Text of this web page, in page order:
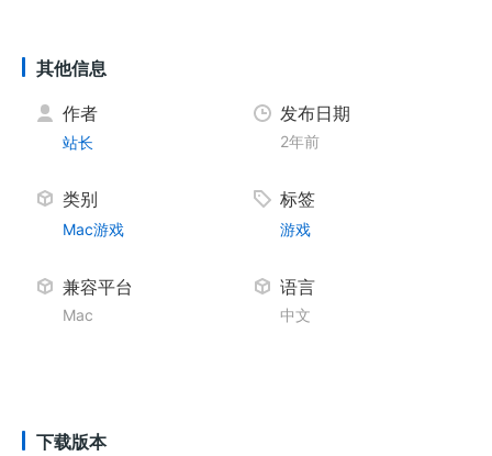
其他信息
作者
站长
发布日期
2年前
类别
Mac游戏
标签
游戏
兼容平台
Mac
语言
中文
下载版本